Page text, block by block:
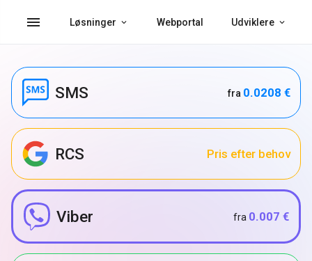
menu Løsninger Webportal Udviklere
SMS fra 0.0208 €
RCS Pris efter behov
Viber fra 0.007 €